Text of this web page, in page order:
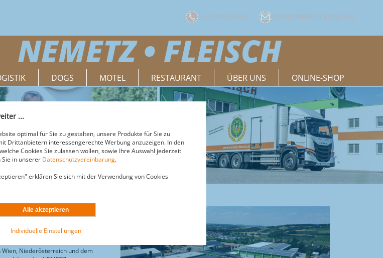
NEMETZ • FLEISCH
+43 2743 255 25 OFFICE@NEMETZ-FLEISCH.AT
DOGS MOTEL RESTAURANT ÜBER UNS ONLINE-SHOP
finden Sie uns!
- ZENTRALE, MÄRKTE,
Niederösterreich und dem
...
optimal für Sie zu gestalten, unsere Produkte für Sie zu
Drittanbietern interessengerechte Werbung anzuzeigen. In den
Cookies Sie zulassen wollen, sowie Ihre Auswahl jederzeit
in unserer Datenschutzvereinbarung.
erklären Sie sich mit der Verwendung von Cookies
Individuelle Einstellungen